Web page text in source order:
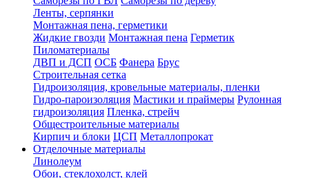
Ленты, серпянки
Монтажная пена, герметики
Жидкие гвозди Монтажная пена Герметик
Пиломатериалы
ДВП и ДСП ОСБ Фанера Брус
Строительная сетка
Гидроизоляция, кровельные материалы, пленки
Гидро-пароизоляция Мастики и праймеры Рулонная
гидроизоляция Пленка, стрейч
Общестроительные материалы
Кирпич и блоки ЦСП Металлопрокат
Отделочные материалы
Линолеум
Обои, стеклохолст, клей